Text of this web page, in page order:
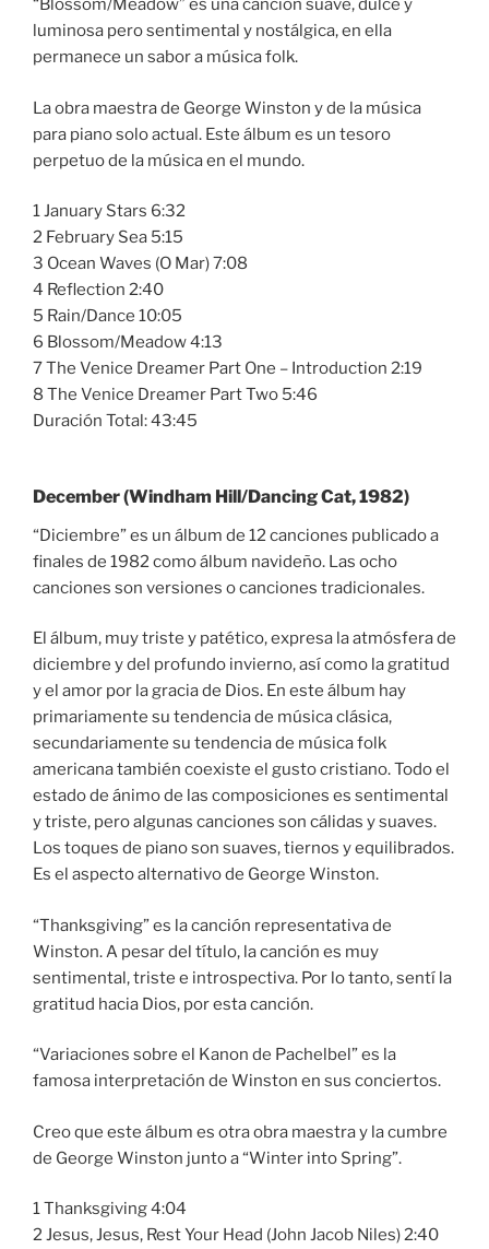
“Blossom/Meadow” es una canción suave, dulce y
luminosa pero sentimental y nostálgica, en ella
permanece un sabor a música folk.
La obra maestra de George Winston y de la música
para piano solo actual. Este álbum es un tesoro
perpetuo de la música en el mundo.
1 January Stars 6:32
2 February Sea 5:15
3 Ocean Waves (O Mar) 7:08
4 Reflection 2:40
5 Rain/Dance 10:05
6 Blossom/Meadow 4:13
7 The Venice Dreamer Part One – Introduction 2:19
8 The Venice Dreamer Part Two 5:46
Duración Total: 43:45
December (Windham Hill/Dancing Cat, 1982)
“Diciembre” es un álbum de 12 canciones publicado a
finales de 1982 como álbum navideño. Las ocho
canciones son versiones o canciones tradicionales.
El álbum, muy triste y patético, expresa la atmósfera de
diciembre y del profundo invierno, así como la gratitud
y el amor por la gracia de Dios. En este álbum hay
primariamente su tendencia de música clásica,
secundariamente su tendencia de música folk
americana también coexiste el gusto cristiano. Todo el
estado de ánimo de las composiciones es sentimental
y triste, pero algunas canciones son cálidas y suaves.
Los toques de piano son suaves, tiernos y equilibrados.
Es el aspecto alternativo de George Winston.
“Thanksgiving” es la canción representativa de
Winston. A pesar del título, la canción es muy
sentimental, triste e introspectiva. Por lo tanto, sentí la
gratitud hacia Dios, por esta canción.
“Variaciones sobre el Kanon de Pachelbel” es la
famosa interpretación de Winston en sus conciertos.
Creo que este álbum es otra obra maestra y la cumbre
de George Winston junto a “Winter into Spring”.
1 Thanksgiving 4:04
2 Jesus, Jesus, Rest Your Head (John Jacob Niles) 2:40